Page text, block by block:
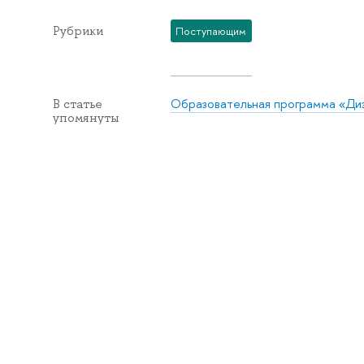
Рубрики Поступающим
В статье
упомянуты
Образовательная программа